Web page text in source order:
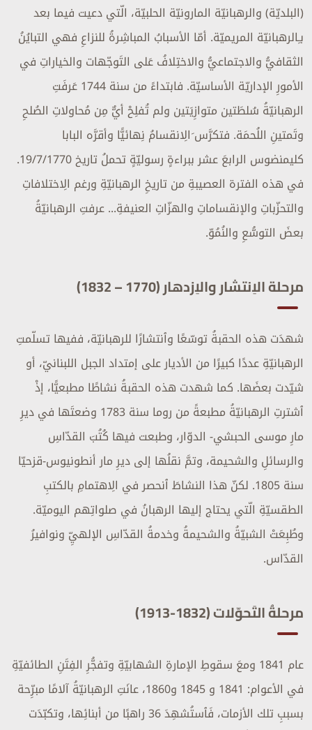
(البلديّة) والرهبانيّة المارونيّة الحلبيّة، الّتي دعيت فيما بعد
بـِالرهبانيّة المريميّة. أمّا الأسبابُ المباشِرةُ للنزاعِ فهي التبايُنُ
الثقافيُّ والاجتماعيُّ والاختِلافُ عَلى التَوجّهات والخياراتِ في
الأمورِ الإداريّة الأساسيّة. فابتداءً من سنة 1744 عَرفَتِ
الرهبانيّةُ سُلطَتين متوازِيَتين ولم تُفلِحْ أيٌّ مِن مُحاولاتِ الصُلحِ
وتَمتينِ اللُحمَة. فتكرَّس َالِانقسامُ نِهائيًّا وأقرَّه البابا
كليمنضوس الرابعَ عشر ببراءةٍ رسوليّةٍ تحملُ تاريخ 19/7/1770.
في هذه الفترة العصيبةِ من تاريخِ الرهبانيّةِ ورغم الِاختلافاتِ
والتحزّباتِ والإنقساماتِ والهزّاتِ العنيفةِ... عرفتِ الرهبانيّةُ
بعضَ التوسُّعِ والنُمُوّ.
مرحلة الاِنتشار والاِزدهار (1770 – 1832)
شهدَت هذه الحقبةُ توسّعًا وٱنتشارًا للرهبانيّة، ففيها تسلّمتِ
الرهبانيّةِ عددًا كبيرًا من الأديار على إمتداد الجبل اللبنانيّ، أو
شيّدت بعضَها. كما شهدت هذه الحقبةُ نشاطًا مطبعيًّا، إذْ
ٱشترتِ الرهبانيّةُ مطبعةً من روما سنة 1783 وضعتَها في ديرِ
مارِ موسى الحبشي- الدوّار، وطبعت فيها كُتُبَ القدّاسِ
والرسائلِ والشحيمة، وتمَّ نقلُها إلى ديرِ مار أنطونيوس-قزحيّا
سنة 1805. لكنّ هذا النشاطَ ٱنحصر في الِاهتمامِ بالكتبِ
الطقسيّةِ الّتي يحتاج إليها الرهبانُ في صلواتِهم اليوميّة.
وطُبِعَتْ الشبيّةُ والشحيمةُ وخدمةُ القدّاسِ الإلهيِّ ونوافيرُ
القدّاس.
مرحلةُ التَحوّلات (1832-1913)
عام 1841 ومعَ سقوطِ الإمارةِ الشهابيّةِ وتفجُّرِ الفِتَنِ الطائفيّةِ
في الأعوام: 1841 و 1845 و1860، عانَتِ الرهبانيّةُ آلامًا مبرِّحة
بسببِ تلك الأزمات، فَٱستُشهِدَ 36 راهبًا من أبنائِها، وتكبّدَت